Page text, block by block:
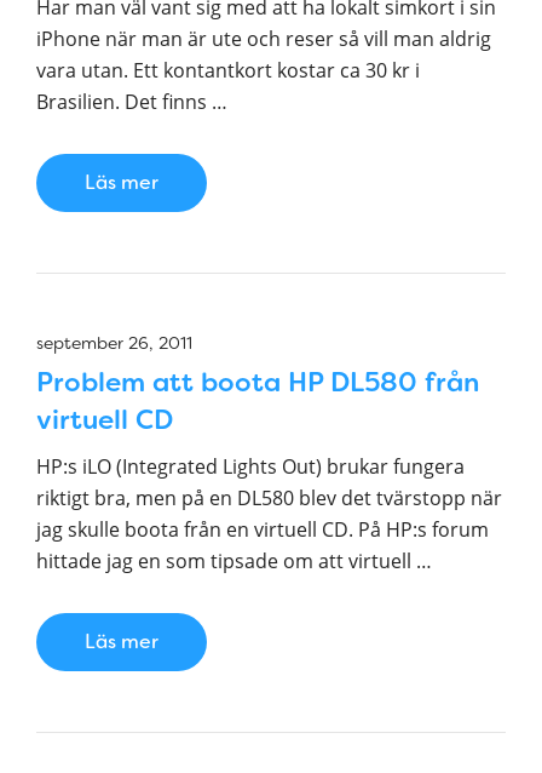
Har man väl vant sig med att ha lokalt simkort i sin
iPhone när man är ute och reser så vill man aldrig
vara utan. Ett kontantkort kostar ca 30 kr i
Brasilien. Det finns …
Läs mer
september 26, 2011
Problem att boota HP DL580 från
virtuell CD
HP:s iLO (Integrated Lights Out) brukar fungera
riktigt bra, men på en DL580 blev det tvärstopp när
jag skulle boota från en virtuell CD. På HP:s forum
hittade jag en som tipsade om att virtuell …
Läs mer